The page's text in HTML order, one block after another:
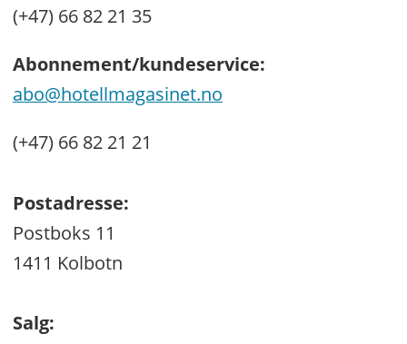
(+47) 66 82 21 35
Abonnement/kundeservice:
abo@hotellmagasinet.no
(+47) 66 82 21 21
Postadresse:
Postboks 11
1411 Kolbotn
Salg: